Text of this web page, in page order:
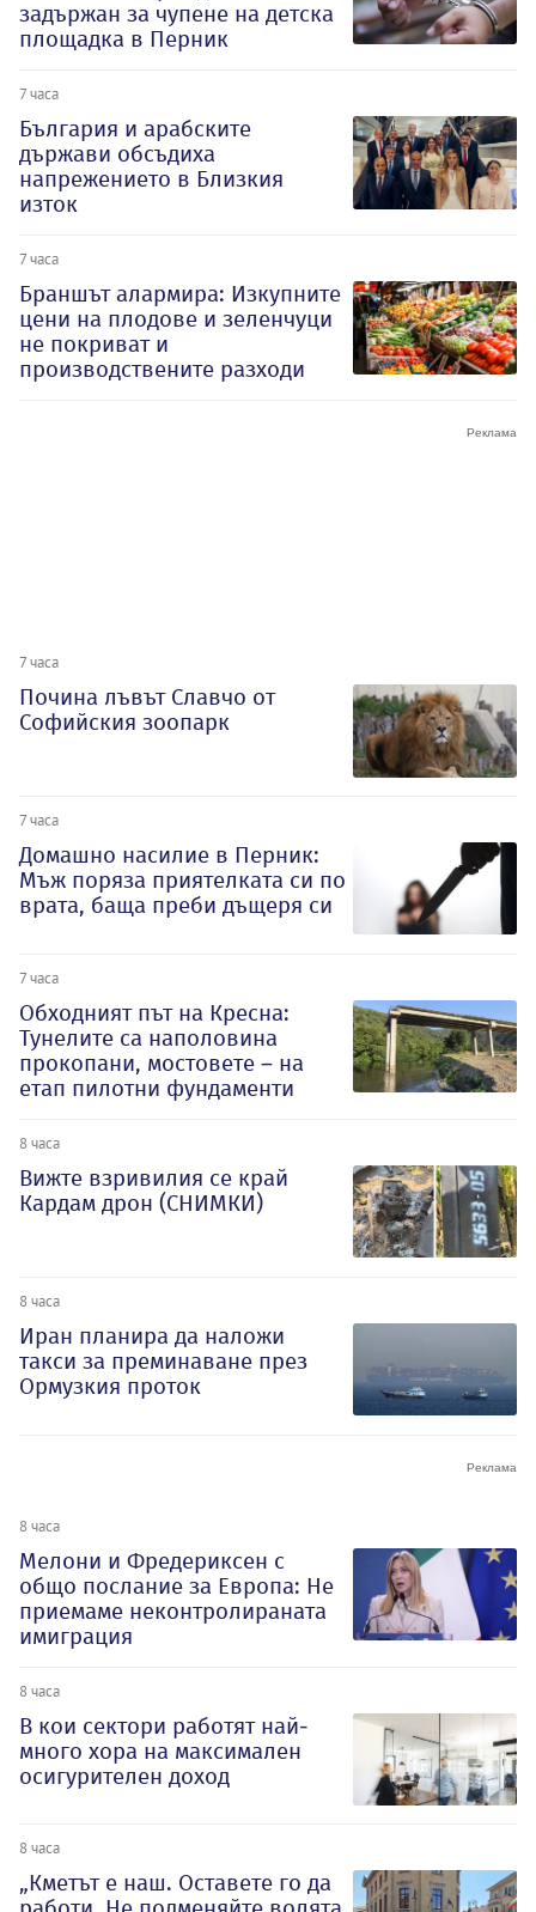
задържан за чупене на детска
площадка в Перник
7 часа
България и арабските
държави обсъдиха
напрежението в Близкия
изток
7 часа
Браншът алармира: Изкупните
цени на плодове и зеленчуци
не покриват и
производствените разходи
7 часа
Почина лъвът Славчо от
Софийския зоопарк
7 часа
Домашно насилие в Перник:
Мъж поряза приятелката си по
врата, баща преби дъщеря си
7 часа
Обходният път на Кресна:
Тунелите са наполовина
прокопани, мостовете – на
етап пилотни фундаменти
8 часа
Вижте взривилия се край
Кардам дрон (СНИМКИ)
8 часа
Иран планира да наложи
такси за преминаване през
Ормузкия проток
8 часа
Мелони и Фредериксен с
общо послание за Европа: Не
приемаме неконтролираната
имиграция
8 часа
В кои сектори работят най-
много хора на максимален
осигурителен доход
8 часа
„Кметът е наш. Оставете го да